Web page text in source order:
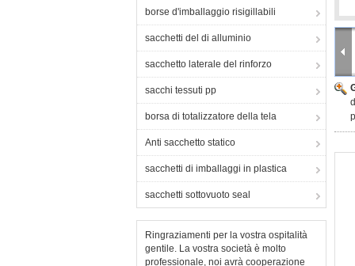
borse d'imballaggio risigillabili
sacchetti del di alluminio
sacchetto laterale del rinforzo
sacchi tessuti pp
borsa di totalizzatore della tela
Anti sacchetto statico
sacchetti di imballaggi in plastica
sacchetti sottovuoto seal
Ringraziamenti per la vostra ospitalità
gentile. La vostra società è molto
professionale, noi avrà cooperazione